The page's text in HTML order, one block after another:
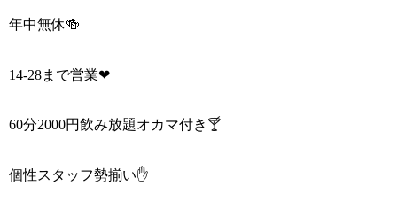
年中無休🍻
14-28まで営業❤
60分2000円飲み放題オカマ付き🍸
個性スタッフ勢揃い✋